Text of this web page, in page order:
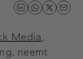
Media,
neemt